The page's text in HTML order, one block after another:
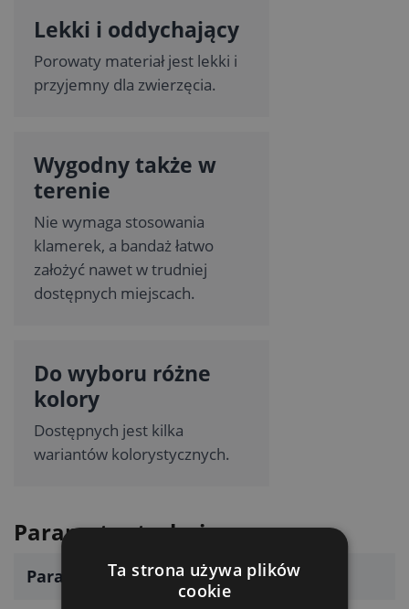
Lekki i oddychający
Porowaty materiał jest lekki i
przyjemny dla zwierzęcia.
Wygodny także w
terenie
Nie wymaga stosowania
klamerek, a bandaż łatwo
założyć nawet w trudniej
dostępnych miejscach.
Do wyboru różne
kolory
Dostępnych jest kilka
wariantów kolorystycznych.
Parametry techniczne
Parametr Wartość
Ta strona używa plików
cookie